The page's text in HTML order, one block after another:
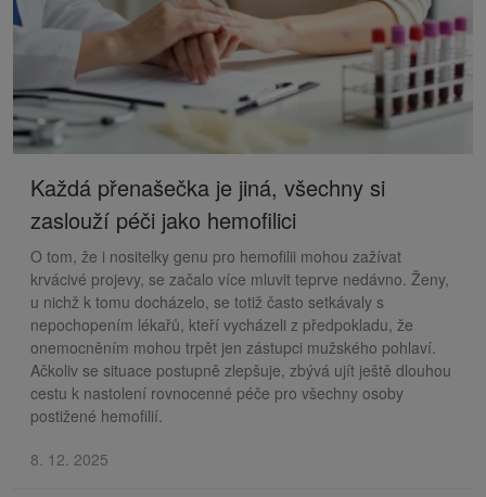
Každá přenašečka je jiná, všechny si
zaslouží péči jako hemofilici
O tom, že i nositelky genu pro hemofilii mohou zažívat
krvácivé projevy, se začalo více mluvit teprve nedávno. Ženy,
u nichž k tomu docházelo, se totiž často setkávaly s
nepochopením lékařů, kteří vycházeli z předpokladu, že
onemocněním mohou trpět jen zástupci mužského pohlaví.
Ačkoliv se situace postupně zlepšuje, zbývá ujít ještě dlouhou
cestu k nastolení rovnocenné péče pro všechny osoby
postižené hemofilií.
8. 12. 2025